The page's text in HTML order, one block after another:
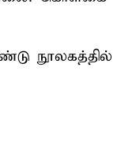
நூலகத்தில்